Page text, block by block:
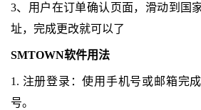
3、用户在订单确认页面，滑动到国
址，完成更改就可以了
SMTOWN软件用法
1. 注册登录：使用手机号或邮箱完
号。